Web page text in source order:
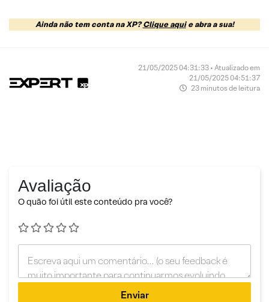
Ainda não tem conta na XP?Clique aquie abra a sua!
21/05/2025 04:31:33 • Atualizado em
21/05/2025 04:51:37
23 minutos de leitura
Avaliação
O quão foi útil este conteúdo pra você?
Enviar